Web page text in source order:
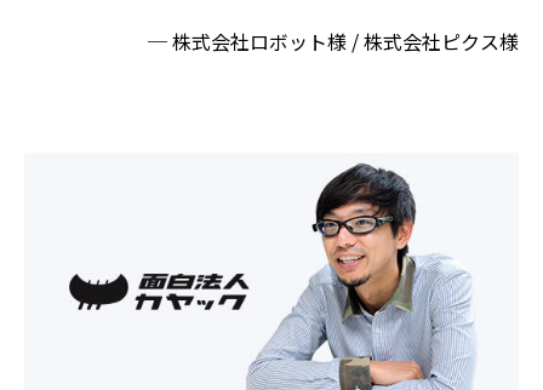
─ 株式会社ロボット様 / 株式会社ピクス様